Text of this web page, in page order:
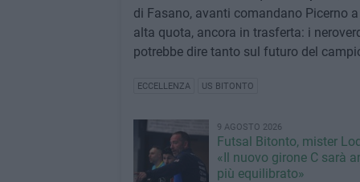
di Fasano, avanti comandano Picerno
alta quota, ancora in trasferta: i
potrebbe dire tanto sul futuro del
ECCELLENZA US BITONTO
9 AGOSTO 2026
Futsal Bitonto, mister
«Il nuovo girone C sarà
più equilibrato»